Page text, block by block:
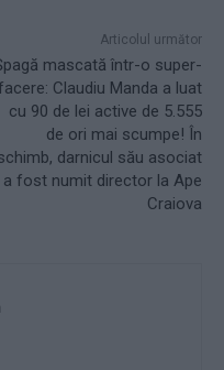
Articolul următor
mascată într-o super-
Claudiu Manda a luat
cu 90 de lei active de 5.555
de ori mai scumpe! În
darnicul său asociat
a fost numit director la Ape
Craiova